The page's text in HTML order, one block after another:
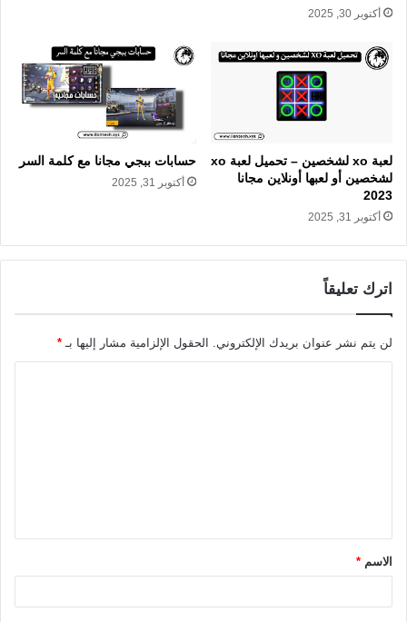
أكتوبر 30, 2025
لعبة xo لشخصين – تحميل لعبة xo
لشخصين أو لعبها أونلاين مجانا
2023
أكتوبر 31, 2025
حسابات ببجي مجانا مع كلمة السر
أكتوبر 31, 2025
اترك تعليقاً
لن يتم نشر عنوان بريدك الإلكتروني. الحقول الإلزامية مشار إليها بـ *
ق
*الاسم *